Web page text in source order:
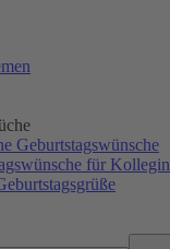
Geburtstagswünsche
für Kollegin